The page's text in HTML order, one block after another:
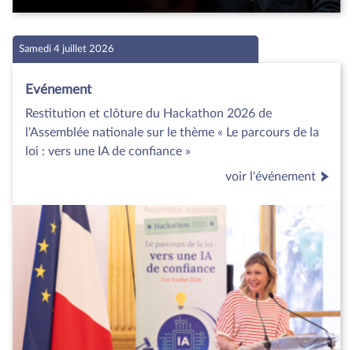
Samedi 4 juillet 2026
Evénement
Restitution et clôture du Hackathon 2026 de
l'Assemblée nationale sur le thème « Le parcours de la
loi : vers une IA de confiance »
voir l'événement